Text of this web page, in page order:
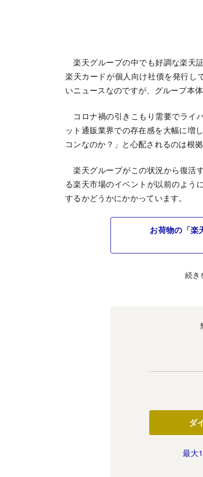
楽天グループの中でも好調な楽天
楽天カードが個人向け社債を発行し
いニュースなのですが、グループ本
コロナ禍の引きこもり需要でライ
ット通販業界での存在感を大幅に増
コンなのか？」と心配されるのは根
楽天グループがこの状況から復活
る楽天市場のイベントが以前のよう
するかどうかにかかっています。
お荷物の「楽
続き
ダ
最大